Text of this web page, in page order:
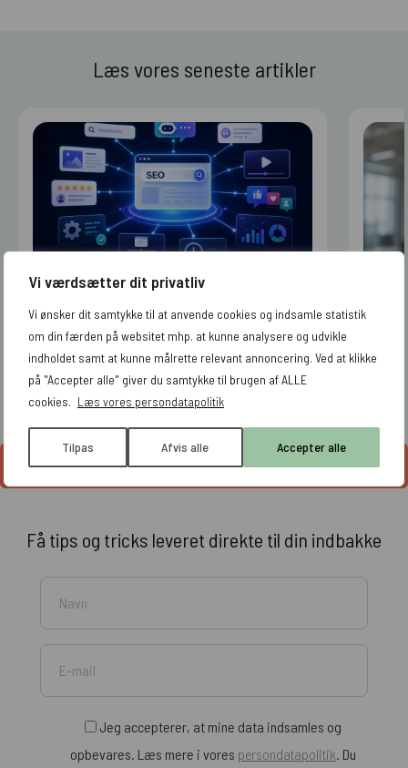
Vi værdsætter dit privatliv
Vi ønsker dit samtykke til at anvende cookies og indsamle statistik
om din færden på websitet mhp. at kunne analysere og udvikle
indholdet samt at kunne målrette relevant annoncering. Ved at klikke
på "Accepter alle" giver du samtykke til brugen af ALLE
cookies. Læs vores persondatapolitik
Tilpas Afvis alle Accepter alle
Læs vores seneste artikler
04/08/2026· ORGANIC SEARCH
SEO er ikke død – den har bare
fået væsentligt flere
arbejdsopgaver
Læs artiklen
Se alle artikler
Få tips og tricks leveret direkte til din indbakke
Jeg accepterer, at mine data indsamles og
opbevares. Læs mere i vores persondatapolitik. Du